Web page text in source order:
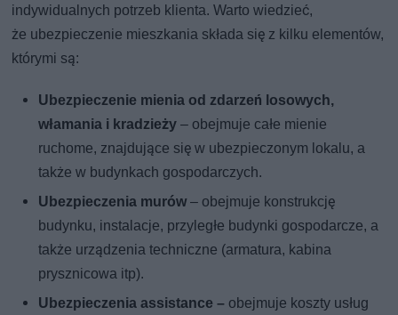
indywidualnych potrzeb klienta. Warto wiedzieć,
że ubezpieczenie mieszkania składa się z kilku elementów,
którymi są:
Ubezpieczenie mienia od zdarzeń losowych,
włamania i kradzieży – obejmuje całe mienie
ruchome, znajdujące się w ubezpieczonym lokalu, a
także w budynkach gospodarczych.
Ubezpieczenia murów – obejmuje konstrukcję
budynku, instalacje, przyległe budynki gospodarcze, a
także urządzenia techniczne (armatura, kabina
prysznicowa itp).
Ubezpieczenia assistance – obejmuje koszty usług